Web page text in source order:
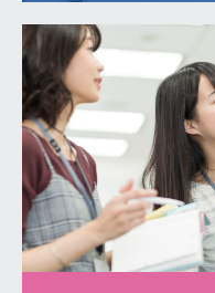
基板について
基板設計
基板
実装・部品調達・メタル
見積りフォーム
工程設備